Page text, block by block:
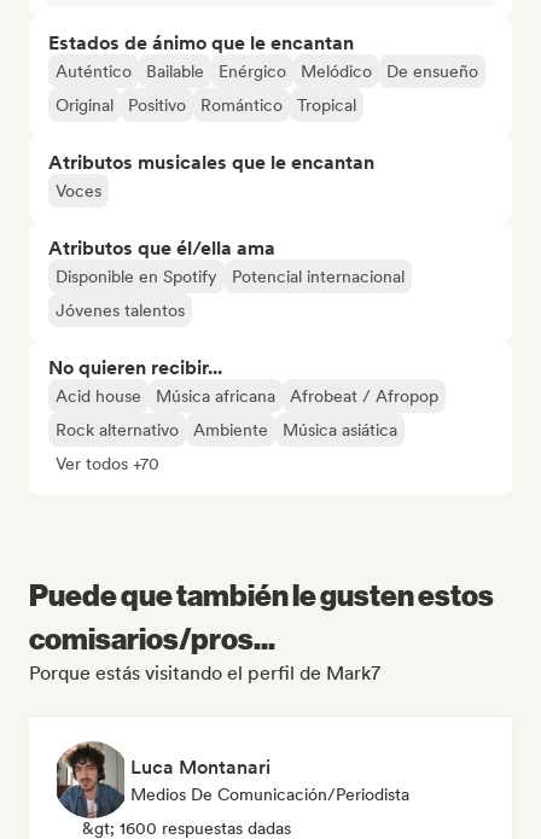
Estados de ánimo que le encantan
Auténtico Bailable Enérgico Melódico
De ensueño
Original
Positivo Romántico Tropical
Atributos musicales que le encantan
Voces
Atributos que él/ella ama
Disponible en Spotify
Potencial internacional
Jóvenes talentos
No quieren recibir...
Acid house Música africana
Afrobeat / Afropop
Rock alternativo
Ambiente
Música asiática
Ver todos +70
Puede que también le gusten estos
comisarios/pros...
Porque estás visitando el perfil de Mark7
Luca Montanari
Medios De Comunicación/Periodista
&gt; 1600 respuestas dadas